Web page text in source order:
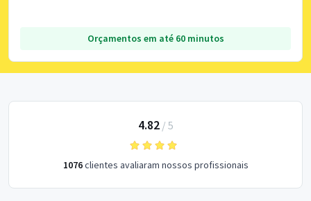
Orçamentos em até 60 minutos
4.82/ 5
1076clientes avaliaram nossos profissionais